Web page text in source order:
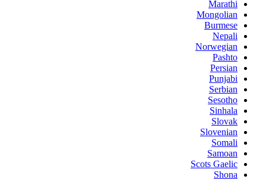
Marathi
Mongolian
Burmese
Nepali
Norwegian
Pashto
Persian
Punjabi
Serbian
Sesotho
Sinhala
Slovak
Slovenian
Somali
Samoan
Scots Gaelic
Shona